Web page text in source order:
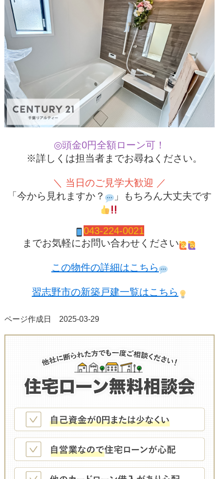
◎頭金0円全額ローン可！
※詳しくは担当者までお尋ねください。
＼ 当日のご見学大歓迎 ／
「今から見れますか？
」もちろん大丈夫です
043-224-0021
までお気軽にお問い合わせください
この物件の詳細はこちら
習志野市の新築戸建一覧はこちら
ページ作成日 2025-03-29